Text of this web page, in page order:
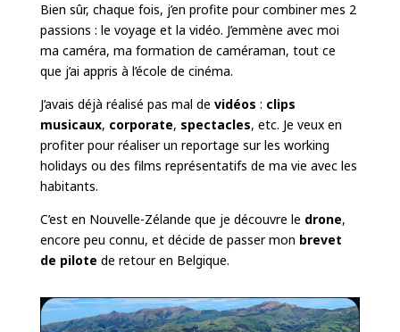
Bien sûr, chaque fois, j’en profite pour combiner mes 2
passions : le voyage et la vidéo. J’emmène avec moi
ma caméra, ma formation de caméraman, tout ce
que j’ai appris à l’école de cinéma.
J’avais déjà réalisé pas mal de vidéos : clips
musicaux, corporate, spectacles, etc. Je veux en
profiter pour réaliser un reportage sur les working
holidays ou des films représentatifs de ma vie avec les
habitants.
C’est en Nouvelle-Zélande que je découvre le drone,
encore peu connu, et décide de passer mon brevet
de pilote de retour en Belgique.